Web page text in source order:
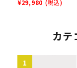
Force 1 Low シュプ
ューズ ブラック
¥29,980 (税込)
カ